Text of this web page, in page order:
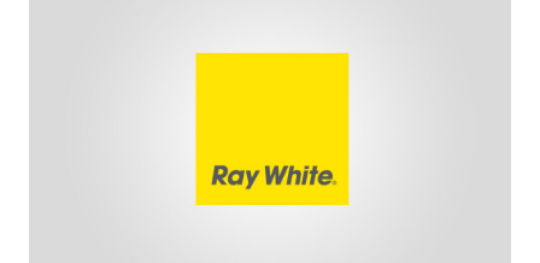
tahun berturut-turut, sebuah bukti nyata atas konsistensi,